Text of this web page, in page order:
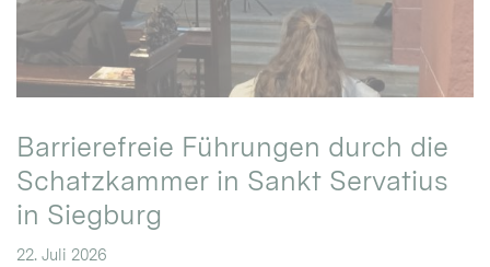
Barrierefreie Führungen durch die
Schatzkammer in Sankt Servatius
in Siegburg
22. Juli 2026